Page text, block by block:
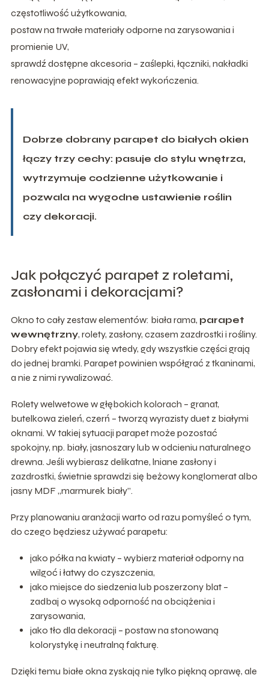
częstotliwość użytkowania,
postaw na trwałe materiały odporne na zarysowania i
promienie UV,
sprawdź dostępne akcesoria – zaślepki, łączniki, nakładki
renowacyjne poprawiają efekt wykończenia.
Dobrze dobrany parapet do białych okien
łączy trzy cechy: pasuje do stylu wnętrza,
wytrzymuje codzienne użytkowanie i
pozwala na wygodne ustawienie roślin
czy dekoracji.
Jak połączyć parapet z roletami,
zasłonami i dekoracjami?
Okno to cały zestaw elementów: biała rama, parapet
wewnętrzny, rolety, zasłony, czasem zazdrostki i rośliny.
Dobry efekt pojawia się wtedy, gdy wszystkie części grają
do jednej bramki. Parapet powinien współgrać z tkaninami,
a nie z nimi rywalizować.
Rolety welwetowe w głębokich kolorach – granat,
butelkowa zieleń, czerń – tworzą wyrazisty duet z białymi
oknami. W takiej sytuacji parapet może pozostać
spokojny, np. biały, jasnoszary lub w odcieniu naturalnego
drewna. Jeśli wybierasz delikatne, lniane zasłony i
zazdrostki, świetnie sprawdzi się beżowy konglomerat albo
jasny MDF „marmurek biały”.
Przy planowaniu aranżacji warto od razu pomyśleć o tym,
do czego będziesz używać parapetu:
jako półka na kwiaty – wybierz materiał odporny na
wilgoć i łatwy do czyszczenia,
jako miejsce do siedzenia lub poszerzony blat –
zadbaj o wysoką odporność na obciążenia i
zarysowania,
jako tło dla dekoracji – postaw na stonowaną
kolorystykę i neutralną fakturę.
Dzięki temu białe okna zyskają nie tylko piękną oprawę, ale